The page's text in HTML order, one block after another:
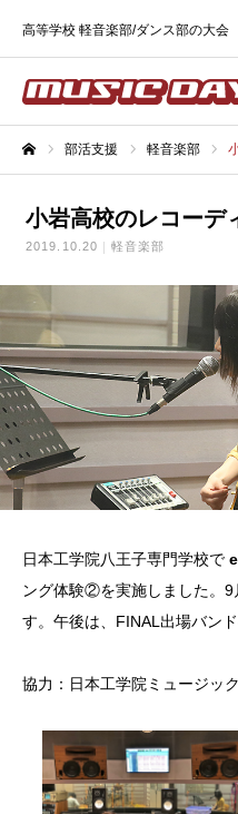
高等学校 軽音楽部/ダンス部の大会
部活支援 軽音楽部
小岩高校のレコー
2019.10.20 軽音楽部
日本工学院八王子専門学校で
ング体験②を実施しました。
す。午後は、FINAL出場バン
協力：日本工学院ミュージッ